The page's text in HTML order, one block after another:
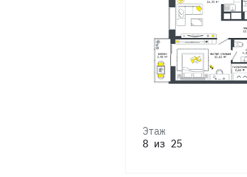
Этаж
8 из 25